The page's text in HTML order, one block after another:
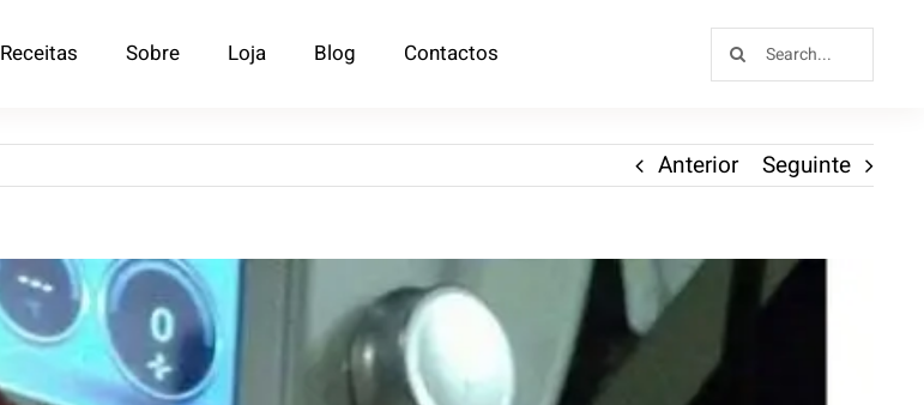
Receitas Sobre Loja Blog Contactos
Anterior Seguinte